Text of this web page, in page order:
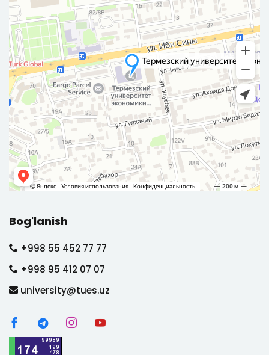
Bog'lanish
+998 55 452 77 77
+998 95 412 07 07
university@tues.uz